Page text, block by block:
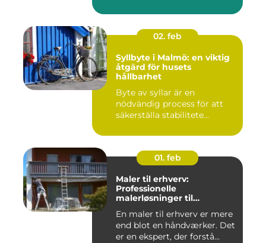
02. feb
Syllbyte i Malmö: en viktig
åtgärd för husets
hållbarhet
Byte av syllar är en
nödvändig process för att
säkerställa stabilitete...
01. feb
Maler til erhverv:
Professionelle
malerløsninger til
En maler til erhverv er mere
end blot en håndværker. Det
er en ekspert, der forstå...